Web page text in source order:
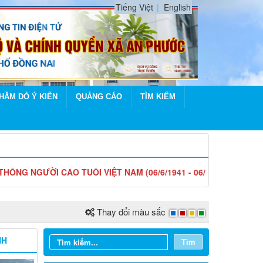
Tiếng Việt English
DÒ Ý KIẾN QUẢNG CÁO TÌM KIẾM
CAO TUỔI VIỆT NAM (06/6/1941 - 06/6/2026)
Thay đổi màu sắc
Tìm